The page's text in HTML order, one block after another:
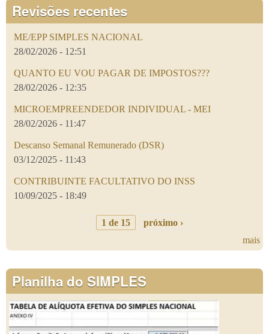
Revisões recentes
ME/EPP SIMPLES NACIONAL
28/02/2026 - 12:51
QUANTO EU VOU PAGAR DE IMPOSTOS???
28/02/2026 - 12:35
MICROEMPREENDEDOR INDIVIDUAL - MEI
28/02/2026 - 11:47
Descanso Semanal Remunerado (DSR)
03/12/2025 - 11:43
CONTRIBUINTE FACULTATIVO DO INSS
10/09/2025 - 18:49
1 de 15
próximo ›
mais
Planilha do SIMPLES